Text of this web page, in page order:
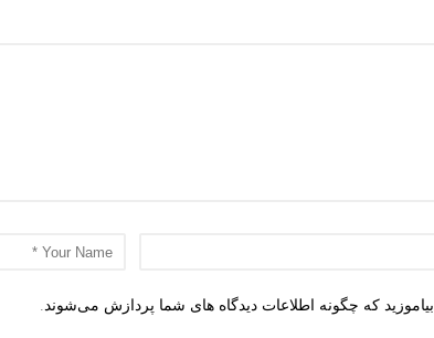
بیاموزید که چگونه اطلاعات دیدگاه های شما پردازش می‌شوند.